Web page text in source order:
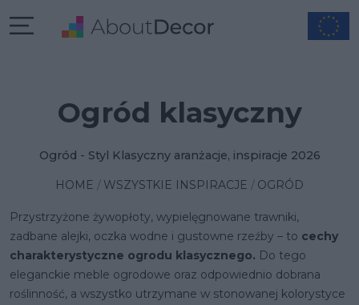
Ogród klasyczny
Ogród - Styl Klasyczny aranżacje, inspiracje 2026
HOME WSZYSTKIE INSPIRACJE OGRÓD
Przystrzyżone żywopłoty, wypielęgnowane trawniki,
zadbane alejki, oczka wodne i gustowne rzeźby – to cechy
charakterystyczne ogrodu klasycznego. Do tego
eleganckie meble ogrodowe oraz odpowiednio dobrana
roślinność, a wszystko utrzymane w stonowanej kolorystyce